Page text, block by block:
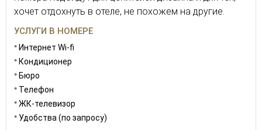
хочет отдохнуть в отеле, не похожем на другие.
УСЛУГИ В НОМЕРЕ
Интернет Wi-fi
Кондиционер
Бюро
Телефон
ЖК-телевизор
Удобства (по запросу)